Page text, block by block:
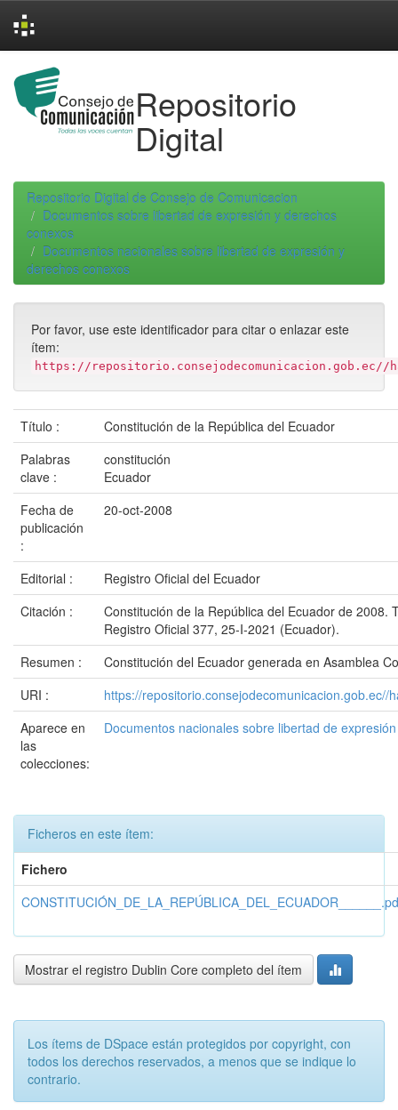
navigation
Repositorio
Digital
Repositorio Digital de Consejo de Comunicacion
Documentos sobre libertad de expresión y derechos
conexos
Documentos nacionales sobre libertad de expresión y
derechos conexos
Por favor, use este identificador para citar o enlazar este
ítem:
https://repositorio.consejodecomunicacion.gob.ec//
Título :
Constitución de la República del Ecuador
Palabras
clave :
constitución
Ecuador
Fecha de
publicación
:
20-oct-2008
Editorial :
Registro Oficial del Ecuador
Citación :
Constitución de la República del Ecuador de 2008.
Registro Oficial 377, 25-I-2021 (Ecuador).
Resumen :
Constitución del Ecuador generada en Asamblea
URI :
https://repositorio.consejodecomunicacion.gob.ec//
Aparece en
las
colecciones:
Documentos nacionales sobre libertad de
Ficheros en este ítem:
Fichero
Mostrar el registro Dublin Core completo del ítem
Los ítems de DSpace están protegidos por copyright, con
todos los derechos reservados, a menos que se indique lo
contrario.